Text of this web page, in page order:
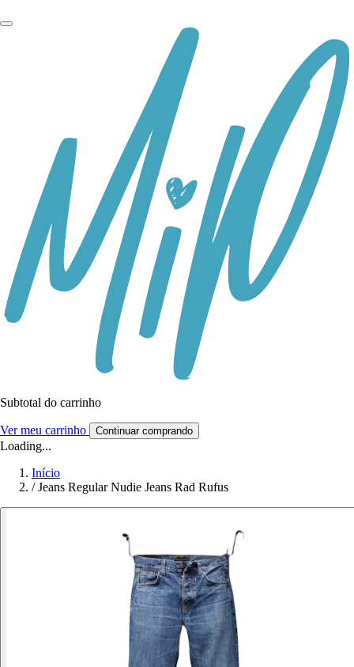
Subtotal do carrinho
Ver meu carrinho Continuar comprando
Loading...
Início
/ Jeans Regular Nudie Jeans Rad Rufus